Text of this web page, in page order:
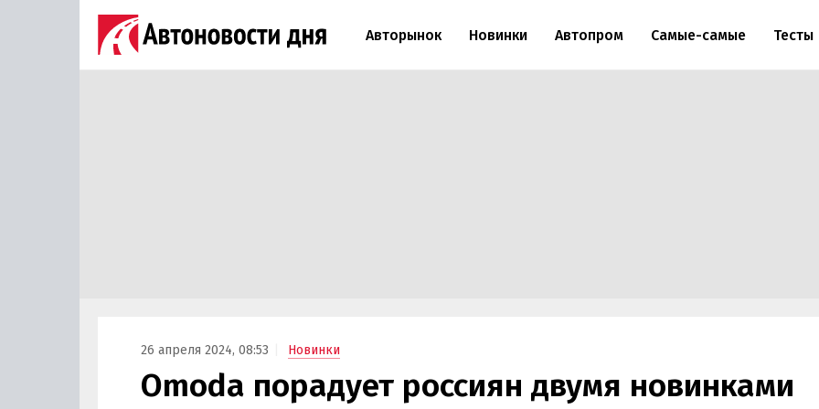
Авторынок Новинки Автопром Самые-самые Тесты
26 апреля 2024, 08:53 Новинки
Omoda порадует россиян двумя новинками